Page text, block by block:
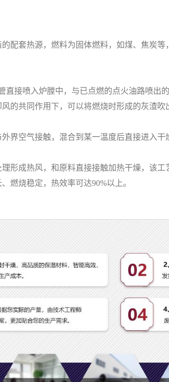
套热源，燃料为固体燃料，如煤、焦炭等
喷入炉膛中，与已点燃的点火油路喷出的
的共同作用下，可以将燃烧时形成的灰渣
空气接触，混合到某一温度后直接进入干
成热风，和原料直接接触加热干燥，该工
燃烧稳定，热效率可达90%以上。